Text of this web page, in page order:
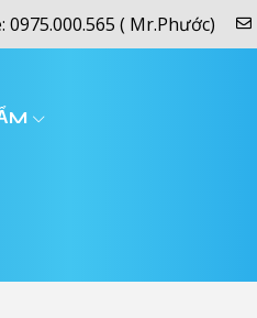
0975.000.565 ( Mr.Phước)